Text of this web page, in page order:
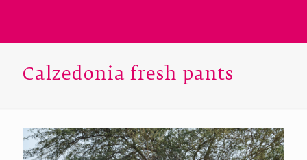
Calzedonia fresh pants